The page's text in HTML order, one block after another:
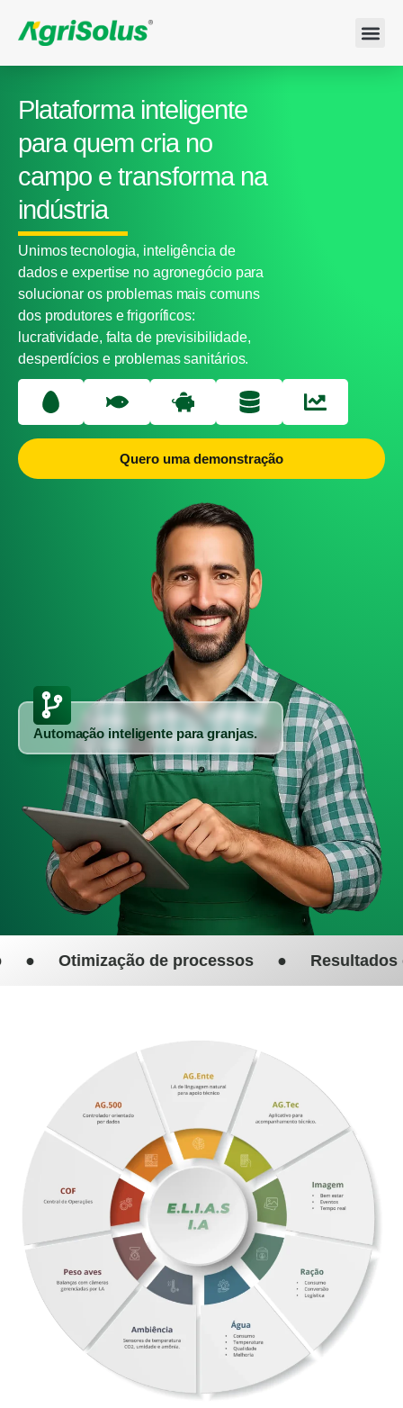
Plataforma inteligente
para quem cria no
campo e transforma na
indústria
Unimos tecnologia, inteligência de
dados e expertise no agronegócio para
solucionar os problemas mais comuns
dos produtores e frigoríficos:
lucratividade, falta de previsibilidade,
desperdícios e problemas sanitários.
Quero uma demonstração
Automação inteligente para granjas.
de processos⠀⠀●⠀⠀Resultados